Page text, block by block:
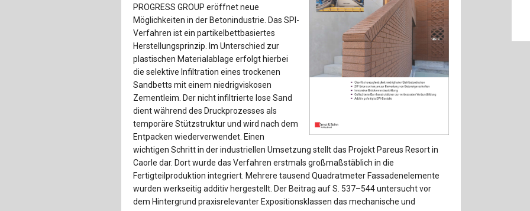
Baustoffe
Bautechnikgeschichte
Betonbau
Brückenbau
PROGRESS GROUP eröffnet neue
Möglichkeiten in der Betonindustrie. Das SPI-
Verfahren ist ein partikelbettbasiertes
Herstellungsprinzip. Im Unterschied zur
plastischen Materialablage erfolgt hierbei
die selektive Infiltration eines trockenen
Sandbetts mit einem niedrigviskosen
Zementleim. Der nicht infiltrierte lose Sand
dient während des Druckprozesses als
temporäre Stützstruktur und wird nach dem
Entpacken wiederverwendet. Einen
wichtigen Schritt in der industriellen Umsetzung stellt das Projekt Pareus Resort in
Caorle dar. Dort wurde das Verfahren erstmals großmaßstäblich in die
Fertigteilproduktion integriert. Mehrere tausend Quadratmeter Fassadenelemente
wurden werkseitig additiv hergestellt. Der Beitrag auf S. 537–544 untersucht vor
dem Hintergrund praxisrelevanter Expositionsklassen das mechanische und